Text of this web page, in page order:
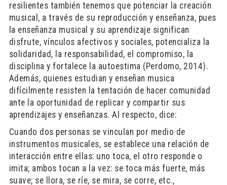
resilientes también tenemos que potenciar la creación
musical, a través de su reproducción y enseñanza, pues
la enseñanza musical y su aprendizaje significan
disfrute, vínculos afectivos y sociales, potencializa la
solidaridad, la responsabilidad, el compromiso, la
disciplina y fortalece la autoestima (Perdomo, 2014).
Además, quienes estudian y enseñan musica
difícilmente resisten la tentación de hacer comunidad
ante la oportunidad de replicar y compartir sus
aprendizajes y enseñanzas. Al respecto, dice:
Cuando dos personas se vinculan por medio de
instrumentos musicales, se establece una relación de
interacción entre ellas: uno toca, el otro responde o
imita; ambos tocan a la vez: se toca más fuerte, más
suave; se llora, se ríe, se mira, se corre, etc.,